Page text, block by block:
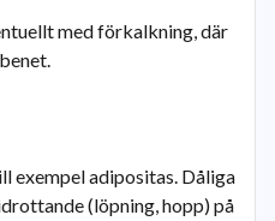
med förkalkning, där
exempel adipositas. Dåliga
(löpning, hopp) på